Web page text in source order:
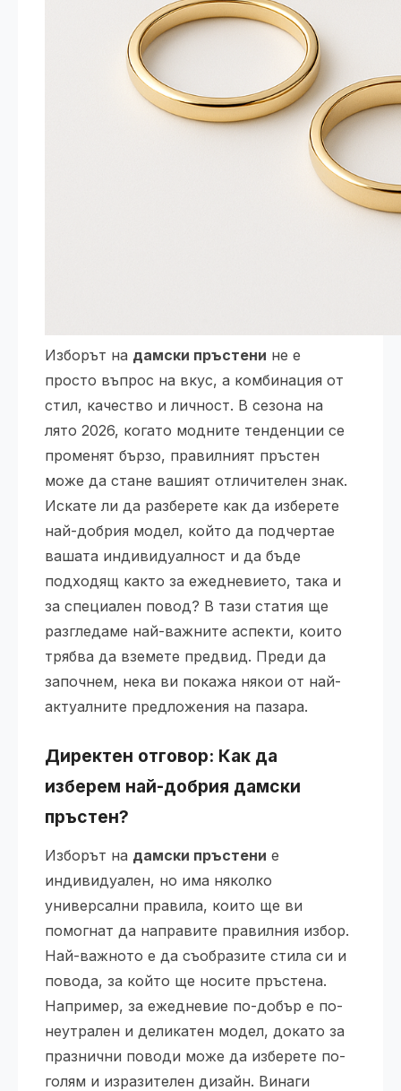
Изборът на дамски пръстени не е
просто въпрос на вкус, а комбинация от
стил, качество и личност. В сезона на
лято 2026, когато модните тенденции се
променят бързо, правилният пръстен
може да стане вашият отличителен знак.
Искате ли да разберете как да изберете
най-добрия модел, който да подчертае
вашата индивидуалност и да бъде
подходящ както за ежедневието, така и
за специален повод? В тази статия ще
разгледаме най-важните аспекти, които
трябва да вземете предвид. Преди да
започнем, нека ви покажа някои от най-
актуалните предложения на пазара.
Директен отговор: Как да
изберем най-добрия дамски
пръстен?
Изборът на дамски пръстени е
индивидуален, но има няколко
универсални правила, които ще ви
помогнат да направите правилния избор.
Най-важното е да съобразите стила си и
повода, за който ще носите пръстена.
Например, за ежедневие по-добър е по-
неутрален и деликатен модел, докато за
празнични поводи може да изберете по-
голям и изразителен дизайн. Винаги